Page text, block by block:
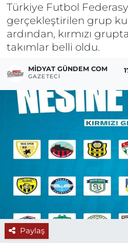
Türkiye Futbol
gerçekleştirilen grup
ardından, kırmızı
takımlar belli oldu.
MIDYAT GÜNDEM COM
GAZETECI
Paylaş